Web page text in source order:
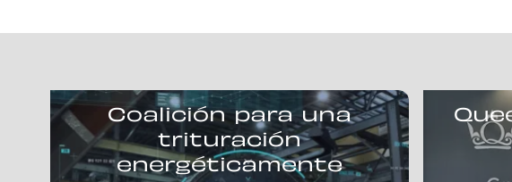
Coalición para una
trituración
energéticamente